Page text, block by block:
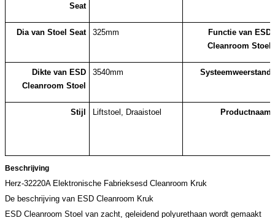
Seat
Dia van Stoel Seat 325mm
Functie van ESD
Cleanroom Stoel
Dikte van ESD
Cleanroom Stoel
3540mm Systeemweerstand
Stijl Liftstoel, Draaistoel Productnaam
Beschrijving
Herz-32220A Elektronische Fabrieksesd Cleanroom Kruk
De beschrijving van ESD Cleanroom Kruk
ESD Cleanroom Stoel van zacht, geleidend polyurethaan wordt gemaakt